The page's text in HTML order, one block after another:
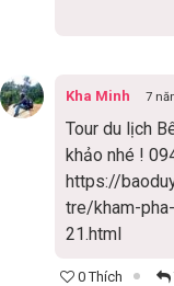
Kha Minh 7
Tour du lịch
khảo nhé !
https://
tre/kham-
21.html
0 Thích